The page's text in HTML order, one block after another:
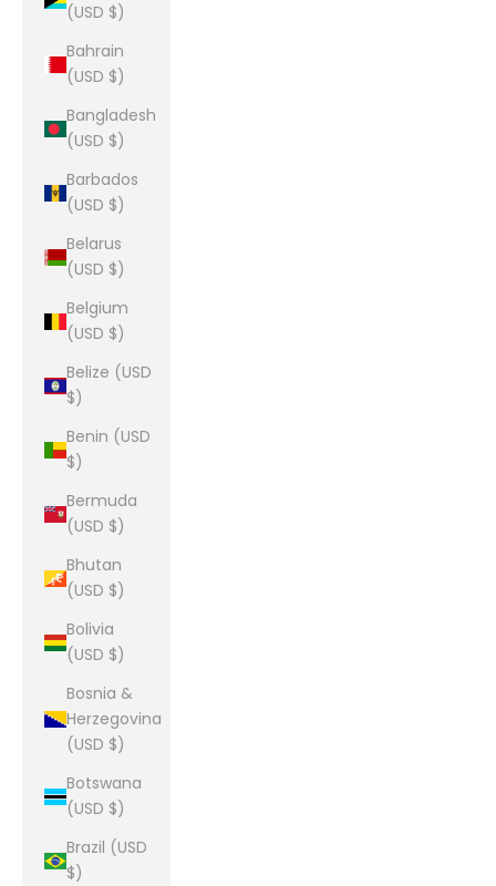
(USD $)
Bahrain
(USD $)
Bangladesh
(USD $)
Barbados
(USD $)
Belarus
(USD $)
Belgium
(USD $)
Belize (USD
$)
Benin (USD
$)
Bermuda
(USD $)
Bhutan
(USD $)
Bolivia
(USD $)
Bosnia &
Herzegovina
(USD $)
Botswana
(USD $)
Brazil (USD
$)